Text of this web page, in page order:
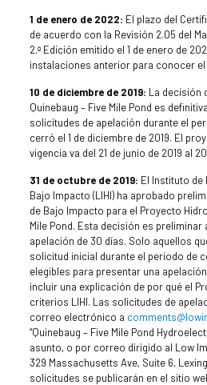
1 de enero de 2022: El plazo del
de acuerdo con la Revisión 2.05 del
2.ª Edición emitido el 1 de enero de
instalaciones anterior para conocer el
10 de diciembre de 2019: La decisión
Quinebaug – Five Mile Pond es
solicitudes de apelación durante el
cerró el 1 de diciembre de 2019. El
vigencia va del 21 de junio de 2019 al
31 de octubre de 2019: El Instituto de
Bajo Impacto (LIHI) ha aprobado
de Bajo Impacto para el Proyecto
Mile Pond. Esta decisión es
apelación de 30 días. Solo aquellos
solicitud inicial durante el período de
elegibles para presentar una
incluir una explicación de por qué el
criterios LIHI. Las solicitudes de
correo electrónico a
“Quinebaug – Five Mile Pond
asunto, o por correo dirigido al Low
329 Massachusetts Ave, Suite 6,
solicitudes se publicarán en el sitio